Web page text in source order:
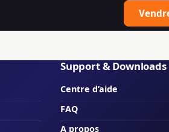
Support & Downloads
Centre d’aide
FAQ
A propos